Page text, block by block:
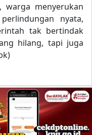
menyerukan
nyata,
tak bertindak
hilang, tapi juga